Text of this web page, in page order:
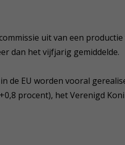
uit van een
dan het vijfjarig gemiddelde.
de EU worden vooral
procent), het Verenigd